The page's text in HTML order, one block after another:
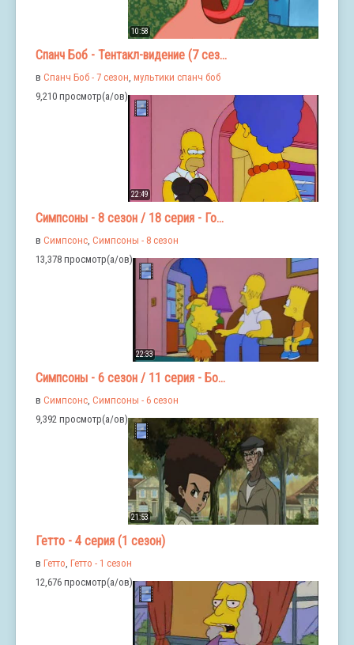
10:58
Спанч Боб - Тентакл-видение (7 сез...
в Спанч Боб - 7 сезон мультики спанч боб
9,210 просмотр(а/ов)
22:49
Симпсоны - 8 сезон / 18 серия - Го...
в Симпсонс Симпсоны - 8 сезон
13,378 просмотр(а/ов)
22:33
Симпсоны - 6 сезон / 11 серия - Бо...
в Симпсонс, Симпсоны - 6 сезон
9,392 просмотр(а/ов)
21:53
Гетто - 4 серия (1 сезон)
в Гетто, Гетто - 1 сезон
12,676 просмотр(а/ов)